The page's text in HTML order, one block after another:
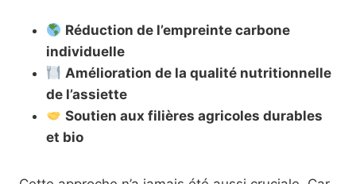
Réduction de l’empreinte carbone
individuelle
Amélioration de la qualité nutritionnelle
de l’assiette
Soutien aux filières agricoles durables
et bio